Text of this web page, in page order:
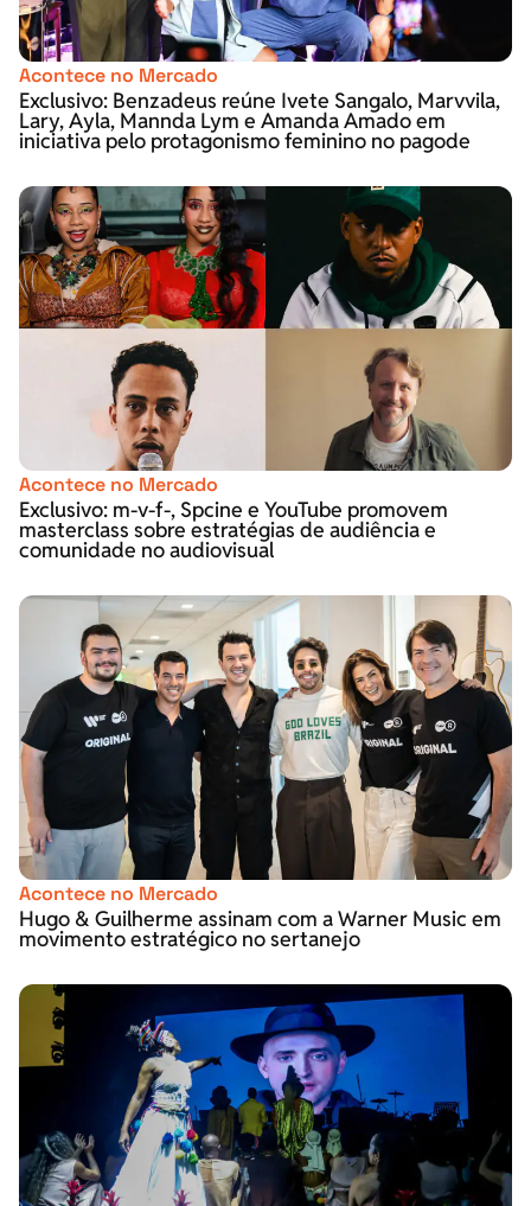
Acontece no Mercado
Exclusivo: Benzadeus reúne Ivete Sangalo, Marvvila,
Lary, Ayla, Mannda Lym e Amanda Amado em
iniciativa pelo protagonismo feminino no pagode
Acontece no Mercado
Exclusivo: m-v-f-, Spcine e YouTube promovem
masterclass sobre estratégias de audiência e
comunidade no audiovisual
Acontece no Mercado
Hugo & Guilherme assinam com a Warner Music em
movimento estratégico no sertanejo